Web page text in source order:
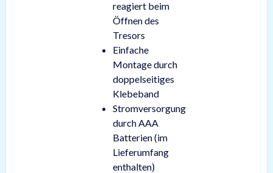
reagiert beim
Öffnen des
Tresors
Einfache
Montage durch
doppelseitiges
Klebeband
Stromversorgung
durch AAA
Batterien (im
Lieferumfang
enthalten)